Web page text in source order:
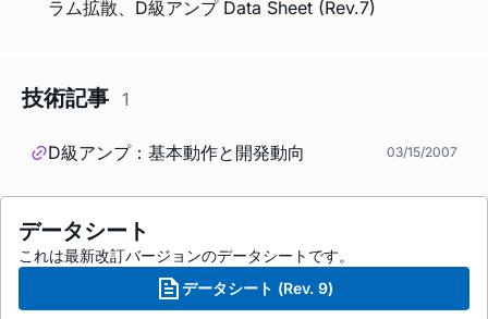
ラム拡散、D級アンプ Data Sheet (Rev.7)
技術記事 1
D級アンプ：基本動作と開発動向 03/15/2007
データシート
これは最新改訂バージョンのデータシートです。
データシート (Rev. 9)